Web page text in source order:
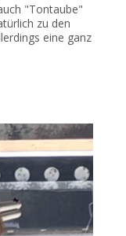
"Tontaube"
zu den
eine ganz